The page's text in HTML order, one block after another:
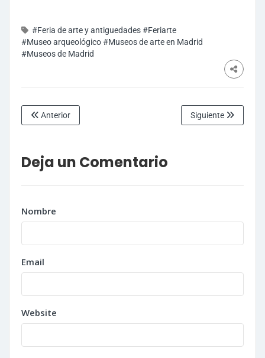
#Feria de arte y antiguedades#Feriarte
#Museo arqueológico#Museos de arte en Madrid
#Museos de Madrid
Anterior Siguiente
Deja un Comentario
Nombre
Email
Website